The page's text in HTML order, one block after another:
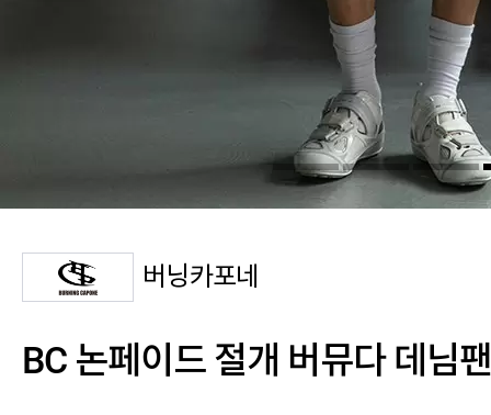
버닝카포네
BC 논페이드 절개 버뮤다 데님